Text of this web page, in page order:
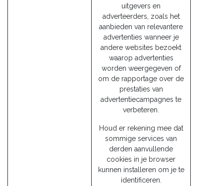
uitgevers en
adverteerders, zoals het
aanbieden van relevantere
advertenties wanneer je
andere websites bezoekt
waarop advertenties
worden weergegeven of
om de rapportage over de
prestaties van
advertentiecampagnes te
verbeteren.
Houd er rekening mee dat
sommige services van
derden aanvullende
cookies in je browser
kunnen installeren om je te
identificeren.